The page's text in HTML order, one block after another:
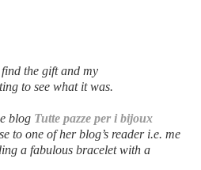
the gift and my
to see what it was.
blog Tutte pazze per i bijoux
to one of her blog’s reader i.e. me
a fabulous bracelet with a